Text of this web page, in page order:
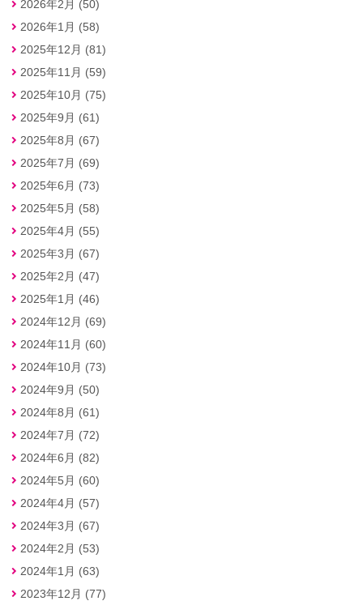
2026年2月 (50)
2026年1月 (58)
2025年12月 (81)
2025年11月 (59)
2025年10月 (75)
2025年9月 (61)
2025年8月 (67)
2025年7月 (69)
2025年6月 (73)
2025年5月 (58)
2025年4月 (55)
2025年3月 (67)
2025年2月 (47)
2025年1月 (46)
2024年12月 (69)
2024年11月 (60)
2024年10月 (73)
2024年9月 (50)
2024年8月 (61)
2024年7月 (72)
2024年6月 (82)
2024年5月 (60)
2024年4月 (57)
2024年3月 (67)
2024年2月 (53)
2024年1月 (63)
2023年12月 (77)